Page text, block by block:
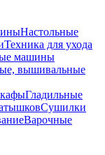
Настольные
Техника для ухода
машины
вышивальные
Гладильные
Сушилки
Варочные